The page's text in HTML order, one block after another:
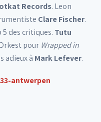
Records. Leon
Clare Fischer.
des critiques. Tutu
pour Wrapped in
adieux à Mark Lefever.
antwerpen